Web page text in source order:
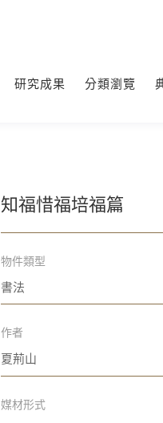
研究成果 分類瀏覽
知福惜福培福篇
物件類型
書法
作者
夏荊山
媒材形式